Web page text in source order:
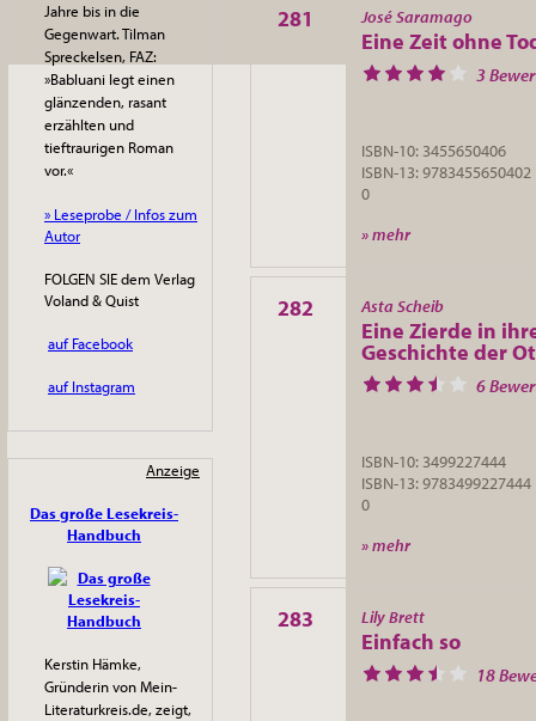
281 José Saramago
Eine Zeit ohne
3
ISBN-10: 3455650406
ISBN-13: 9783455650402
0
» mehr
282 Asta Scheib
Eine Zierde in
Geschichte der
6
ISBN-10: 3499227444
ISBN-13: 9783499227444
0
» mehr
283 Lily Brett
Einfach so
18
Jahre bis in die
Gegenwart. Tilman
Spreckelsen, FAZ:
»Babluani legt einen
glänzenden, rasant
erzählten und
tieftraurigen Roman
vor.«
» Leseprobe / Infos zum
Autor
FOLGEN SIE dem Verlag
Voland & Quist
auf Facebook
auf Instagram
Anzeige
Das große Lesekreis-
Handbuch
Kerstin Hämke,
Gründerin von Mein-
Literaturkreis.de, zeigt,